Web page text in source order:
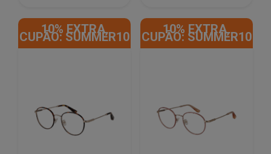
10% EXTRA,
CUPÃO: SUMMER10
10% EXTRA,
CUPÃO: SUMMER10